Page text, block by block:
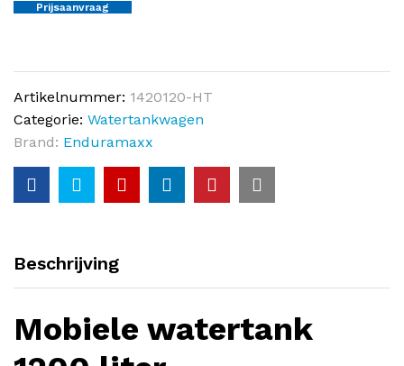
Prijsaanvraag
Artikelnummer: 1420120-HT
Categorie: Watertankwagen
Brand: Enduramaxx
Beschrijving
Mobiele watertank